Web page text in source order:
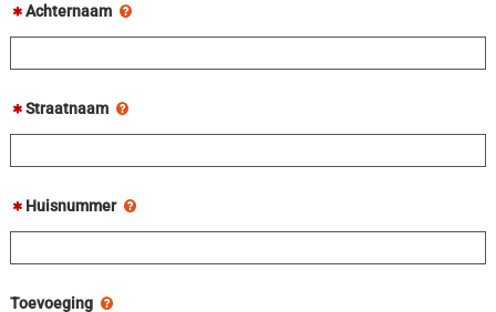
Achternaam
Straatnaam
Huisnummer
Toevoeging